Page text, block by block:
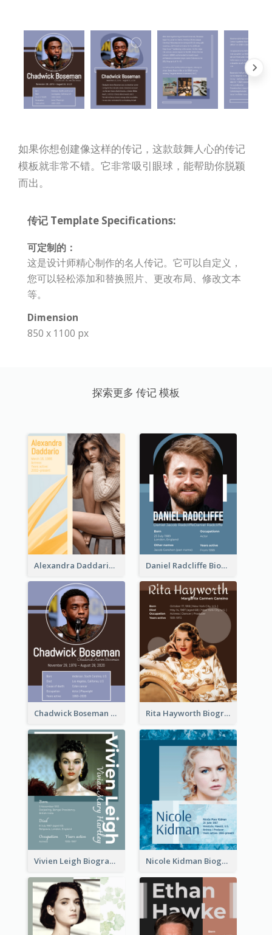
如果你想创建像这样的传记，这款鼓舞人心的传记
模板就非常不错。它非常吸引眼球，能帮助你脱颖
而出。
传记 Template Specifications:
可定制的：
这是设计师精心制作的名人传记。它可以自定义，
您可以轻松添加和替换照片、更改布局、修改文本
等。
Dimension
850 x 1100 px
探索更多 传记 模板
Alexandra Daddario Biography Daniel Radcliffe Biography
Chadwick Boseman Biography Rita Hayworth Biography
Vivien Leigh Biography Nicole Kidman Biography